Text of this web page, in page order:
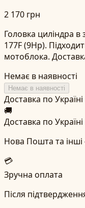
2 170 грн
Головка циліндра
177F (9Hp).
мотоблока.
Немає в наявності
Немає в наявності
Доставка по Україні
🚚
Доставка по Україні
Нова Пошта та інші
💳
Зручна оплата
Після